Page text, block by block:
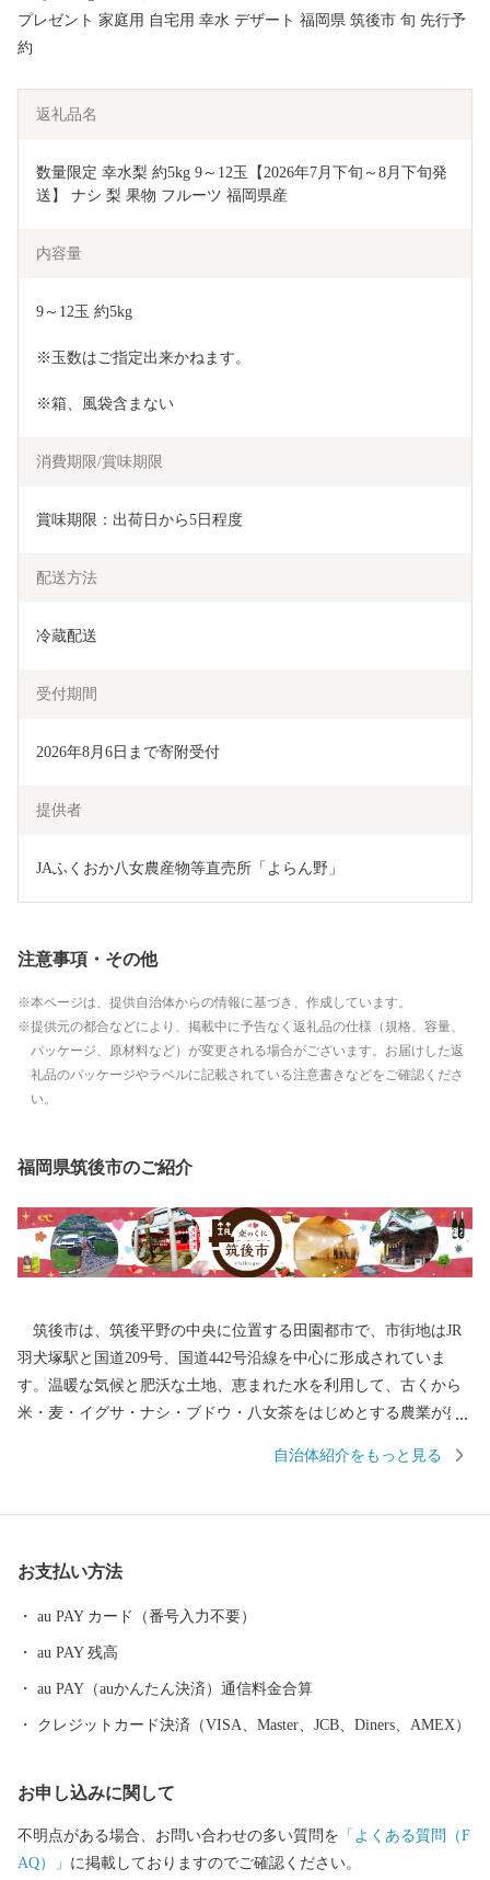
プレゼント 家庭用 自宅用 幸水 デザート 福岡県 筑後市 旬 先行予
約
返礼品名
数量限定 幸水梨 約5kg 9～12玉【2026年7月下旬～8月下旬発
送】 ナシ 梨 果物 フルーツ 福岡県産
内容量
9～12玉 約5kg
※玉数はご指定出来かねます。
※箱、風袋含まない
消費期限/賞味期限
賞味期限：出荷日から5日程度
配送方法
冷蔵配送
受付期間
2026年8月6日まで寄附受付
提供者
JAふくおか八女農産物等直売所「よらん野」
注意事項・その他
本ページは、提供自治体からの情報に基づき、作成しています。
提供元の都合などにより、掲載中に予告なく返礼品の仕様（規格、容量、
パッケージ、原材料など）が変更される場合がございます。お届けした返
礼品のパッケージやラベルに記載されている注意書きなどをご確認くださ
い。
福岡県筑後市のご紹介
筑後市は、筑後平野の中央に位置する田園都市で、市街地はJR
羽犬塚駅と国道209号、国道442号沿線を中心に形成されていま
す。温暖な気候と肥沃な土地、恵まれた水を利用して、古くから
米・麦・イグサ・ナシ・ブドウ・八女茶をはじめとする農業が盛
致にも力を入れ、たくさんの製造業企業が立地しています。 平
文館」等の整備も進み、筑後地域の玄関口として発展を続けてい
自治体紹介をもっと見る
お支払い方法
au PAY カード（番号入力不要）
au PAY 残高
au PAY（auかんたん決済）通信料金合算
クレジットカード決済（VISA、Master、JCB、Diners、AMEX）
お申し込みに関して
不明点がある場合、お問い合わせの多い質問を 「よくある質問（F
AQ）」 に掲載しておりますのでご確認ください。